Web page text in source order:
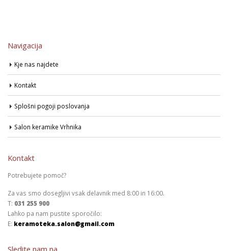
Navigacija
Kje nas najdete
Kontakt
Splošni pogoji poslovanja
Salon keramike Vrhnika
Kontakt
Potrebujete pomoč?
Za vas smo dosegljivi vsak delavnik med 8:00 in 16:00.
T: 031 255 900
Lahko pa nam pustite sporočilo:
E: keramoteka.salon@gmail.com
Sledite nam na